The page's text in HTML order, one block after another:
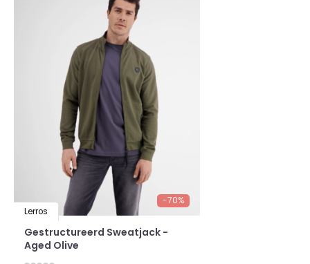
-70%
Lerros
Gestructureerd Sweatjack -
Aged Olive